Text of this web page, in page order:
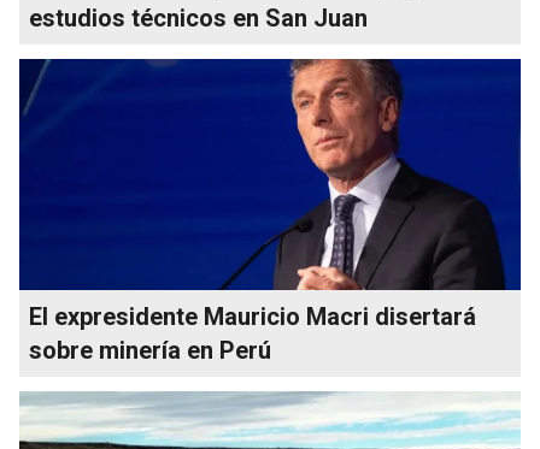
estudios técnicos en San Juan
El expresidente Mauricio Macri disertará
sobre minería en Perú